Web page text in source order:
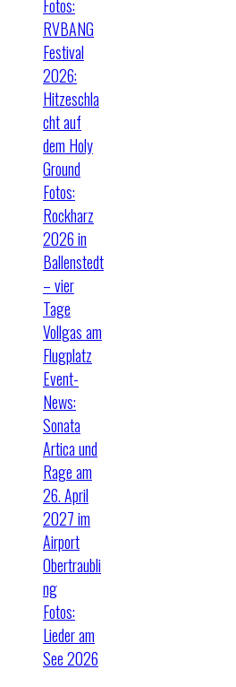
Fotos:
RVBANG
Festival
2026:
Hitzeschla
cht auf
dem Holy
Ground
Fotos:
Rockharz
2026 in
Ballenstedt
– vier
Tage
Vollgas am
Flugplatz
Event-
News:
Sonata
Artica und
Rage am
26. April
2027 im
Airport
Obertraubli
ng
Fotos:
Lieder am
See 2026